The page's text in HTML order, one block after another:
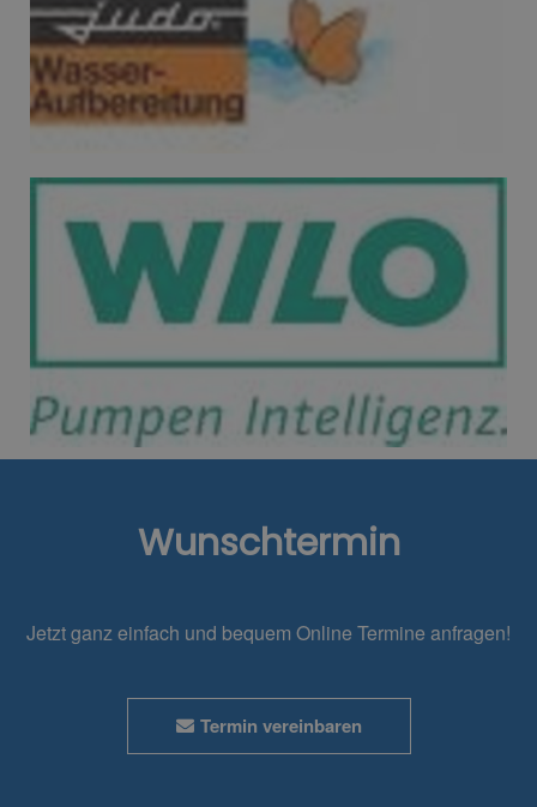
Wunschtermin
Jetzt ganz einfach und bequem Online Termine anfragen!
Termin vereinbaren